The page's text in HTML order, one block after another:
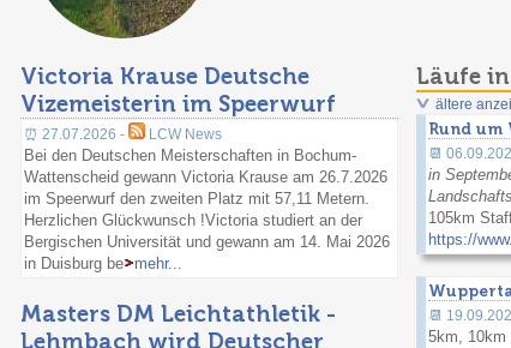
Victoria Krause Deutsche
Vizemeisterin im Speerwurf
⏰ 27.07.2026 - LCW News
Bei den Deutschen Meisterschaften in Bochum-
Wattenscheid gewann Victoria Krause am 26.7.2026
im Speerwurf den zweiten Platz mit 57,11 Metern.
Herzlichen Glückwunsch !Victoria studiert an der
Bergischen Universität und gewann am 14. Mai 2026
in Duisburg be
mehr...
Masters DM Leichtathletik -
Lehmbach wird Deutscher
Läufe
ältere
Rund
📆
in
105km
https://
📆
5km, 10km